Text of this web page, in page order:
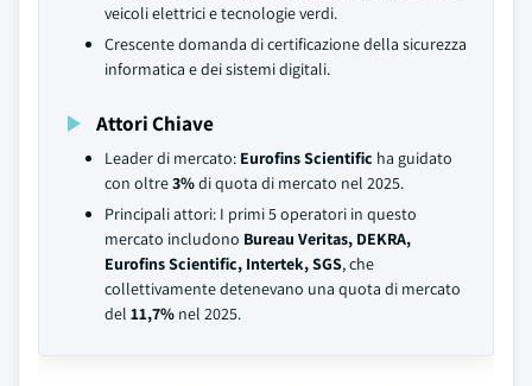
veicoli elettrici e tecnologie verdi.
Crescente domanda di certificazione della sicurezza
informatica e dei sistemi digitali.
Attori Chiave
Leader di mercato: Eurofins Scientific ha guidato
con oltre3%di quota di mercato nel 2025.
Principali attori: I primi 5 operatori in questo
mercato includono Bureau Veritas, DEKRA,
Eurofins Scientific, Intertek, SGS, che
collettivamente detenevano una quota di mercato
del 11,7% nel 2025.